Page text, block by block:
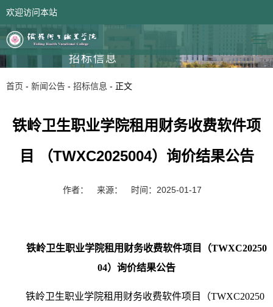
欢迎访问本站
网站首页 领导信箱
招标信息
首页 - 新闻公告 - 招标信息 - 正文
铁岭卫生职业学院租用财务收费软件项
目 （TWXC2025004）询价结果公告
作者： 来源： 时间：2025-01-17
铁岭卫生职业学院租用财务收费软件项目 （TWXC20250
04） 询价结果公告
铁岭卫生职业学院租用财务收费软件项目（TWXC20250